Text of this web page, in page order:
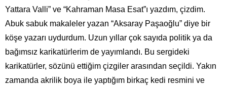
Yattara Valli” ve “Kahraman Masa Esat”ı yazdım, çizdim.
Abuk sabuk makaleler yazan “Aksaray Paşaoğlu” diye bir
köşe yazarı uydurdum. Uzun yıllar çok sayıda politik ya da
bağımsız karikatürlerim de yayımlandı. Bu sergideki
karikatürler, sözünü ettiğim çizgiler arasından seçildi. Yakın
zamanda akrilik boya ile yaptığım birkaç kedi resmini ve